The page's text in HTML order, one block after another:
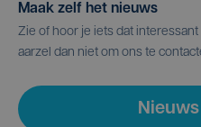
Maak zelf het nieuws
Zie of hoor je iets dat
aarzel dan niet om ons te